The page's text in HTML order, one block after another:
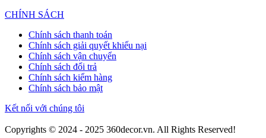
CHÍNH SÁCH
Chính sách thanh toán
Chính sách giải quyết khiếu nại
Chính sách vận chuyển
Chính sách đổi trả
Chính sách kiểm hàng
Chính sách bảo mật
Kết nối với chúng tôi
Copyrights © 2024 - 2025 360decor.vn. All Rights Reserved!